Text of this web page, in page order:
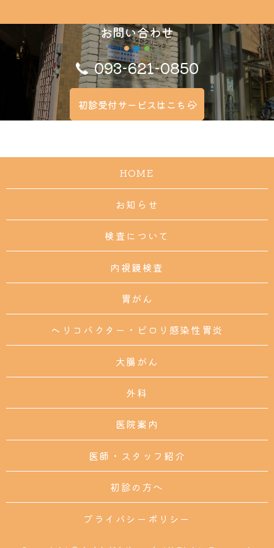
お問い合わせ
093-621-0850
初診受付サービスはこちら
HOME
お知らせ
検査について
内視鏡検査
胃がん
ヘリコバクター・ピロリ感染性胃炎
大腸がん
外科
医院案内
医師・スタッフ紹介
初診の方へ
プライバシーポリシー